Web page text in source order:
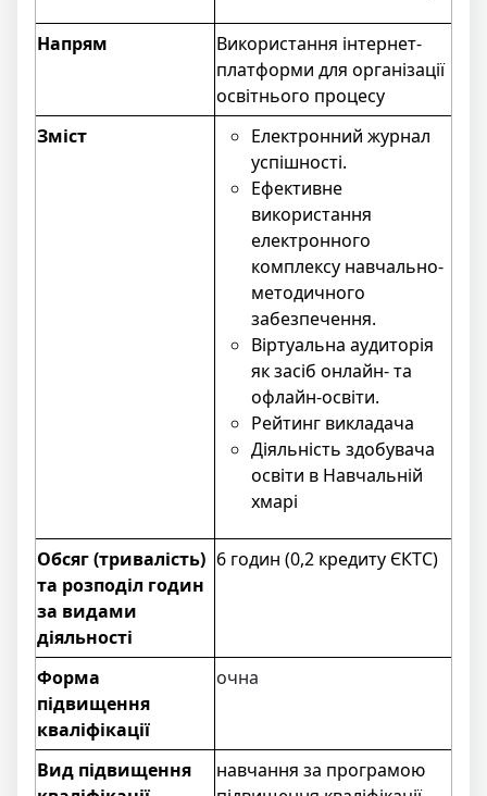
Напрям
Використання інтернет-
платформи для організації
освітнього процесу
Зміст
Електронний журнал
успішності.
Ефективне
використання
електронного
комплексу навчально-
методичного
забезпечення.
Віртуальна аудиторія
як засіб онлайн- та
офлайн-освіти.
Рейтинг викладача
Діяльність здобувача
освіти в Навчальній
хмарі
Обсяг (тривалість)
та розподіл годин
за видами
діяльності
6 годин (0,2 кредиту ЄКТС)
Форма
пiдвищення
квалiфiкацiї
очна
Вид підвищення
навчання за програмою